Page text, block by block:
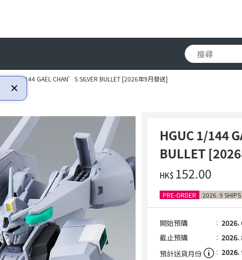
HGUC 1/144 GAEL CHAN’S SILVER BULLET [2026年9月發送]
HGUC 1/144
BULLET
HK$ ‌152.00
PRE-ORDER 2026. 9 SHIPS
開始預購
2026.
截止預購
2026.
預計送貨月份
2026.